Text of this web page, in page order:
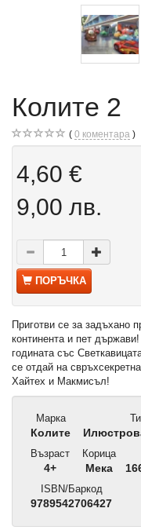
Колите 2
0 коментара
4,60 €
9,00 лв.
ПОРЪЧКА
Приготви се за задъхано
континента и пет
годината със
се отдай на
Хайтех и Макмисъл!
Марка
Колите
Възраст
4+
Корица
Мека
ISBN/Баркод
9789542706427